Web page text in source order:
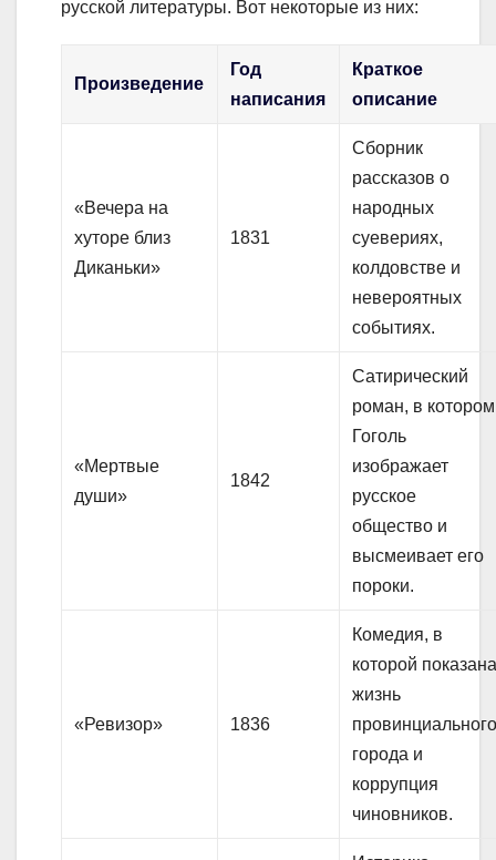
русской литературы. Вот некоторые из них:
Произведение
Год
написания
Краткое
описание
«Вечера на
хуторе близ
Диканьки»
1831
Сборник
рассказов о
народных
суевериях,
колдовстве и
невероятных
событиях.
«Мертвые
души»
1842
Сатирический
роман, в котором
Гоголь
изображает
русское
общество и
высмеивает его
пороки.
«Ревизор» 1836
Комедия, в
которой
жизнь
города и
коррупция
чиновников.